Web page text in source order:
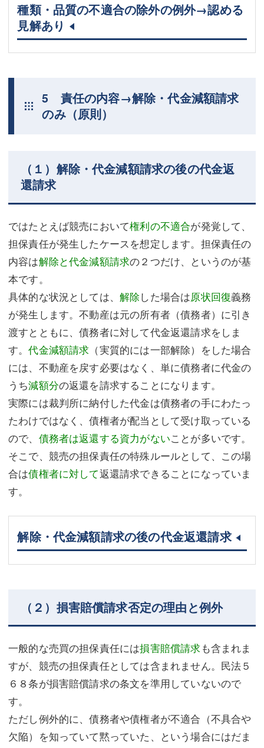
種類・品質の不適合の除外の例外→認める
見解あり
5 責任の内容→解除・代金減額請求
のみ（原則）
（１）解除・代金減額請求の後の代金返
還請求
ではたとえば競売において権利の不適合が発覚して、
担保責任が発生したケースを想定します。担保責任の
内容は解除と代金減額請求の２つだけ、というのが基
本です。
具体的な状況としては、解除した場合は原状回復義務
が発生します。不動産は元の所有者（債務者）に引き
渡すとともに、債務者に対して代金返還請求をしま
す。代金減額請求 （実質的には一部解除）をした場合
には、不動産を戻す必要はなく、単に債務者に代金の
うち減額分の返還を請求することになります。
実際には裁判所に納付した代金は債務者の手にわたっ
たわけではなく、債権者が配当として受け取っている
ので、 債務者は返還する資力がないことが多いです。
そこで、競売の担保責任の特殊ルールとして、この場
合は債権者に対して返還請求できることになっていま
す。
解除・代金減額請求の後の代金返還請求
（２）損害賠償請求否定の理由と例外
一般的な売買の担保責任には損害賠償請求も含まれま
すが、競売の担保責任としては含まれません。民法５
６８条が損害賠償請求の条文を準用していないので
す。
ただし例外的に、債務者や債権者が不適合（不具合や
欠陥）を知っていて黙っていた、という場合にはだま